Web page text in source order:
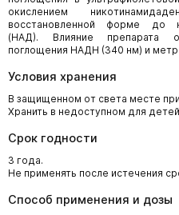
окислением
восстановленной форме до
(НАД). Влияние препарата
поглощения НАДН (340 нм) и
Условия хранения
В защищенном от света месте
Хранить в недоступном для
Срок годности
3 года.
Не применять после истечения
Способ применения и дозы